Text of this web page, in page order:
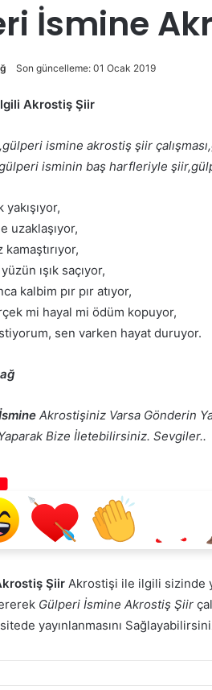
İsmine
Son güncelleme: 01 Ocak 2019
Akrostiş Şiir
ismine akrostiş şiir
isminin baş harfleriyle
uzaklaşıyor,
ışık saçıyor,
kalbim pır pır atıyor,
mi hayal mi ödüm kopuyor,
sen varken hayat duruyor.
Akrostişiniz Varsa Gönderin
Bize İletebilirsiniz. Sevgiler..
Şiir Akrostişi ile ilgili sizinde
Gülperi İsmine Akrostiş Şiir
yayınlanmasını